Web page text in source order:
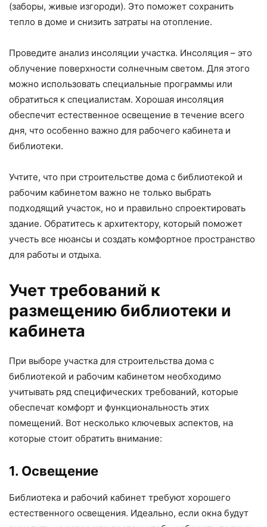
(заборы, живые изгороди). Это поможет сохранить
тепло в доме и снизить затраты на отопление.
Проведите анализ инсоляции участка. Инсоляция – это
облучение поверхности солнечным светом. Для этого
можно использовать специальные программы или
обратиться к специалистам. Хорошая инсоляция
обеспечит естественное освещение в течение всего
дня, что особенно важно для рабочего кабинета и
библиотеки.
Учтите, что при строительстве дома с библиотекой и
рабочим кабинетом важно не только выбрать
подходящий участок, но и правильно спроектировать
здание. Обратитесь к архитектору, который поможет
учесть все нюансы и создать комфортное пространство
для работы и отдыха.
Учет требований к
размещению библиотеки и
кабинета
При выборе участка для строительства дома с
библиотекой и рабочим кабинетом необходимо
учитывать ряд специфических требований, которые
обеспечат комфорт и функциональность этих
помещений. Вот несколько ключевых аспектов, на
которые стоит обратить внимание:
1. Освещение
Библиотека и рабочий кабинет требуют хорошего
естественного освещения. Идеально, если окна будут